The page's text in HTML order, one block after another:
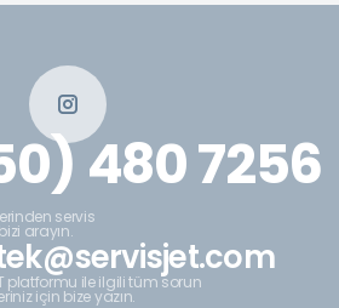
480 7256
servis
arayın.
platformu ile ilgili tüm sorun
için bize yazın.